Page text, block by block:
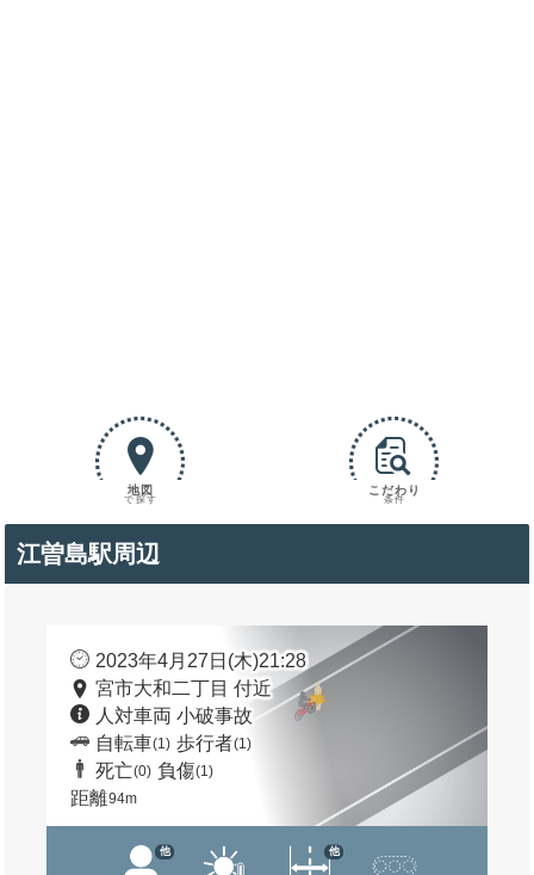
地図
で探す
こだわり
条件
江曽島駅周辺
2023年4月27日(木)21:28
宮市大和二丁目 付近
人対車両 小破事故
自転車(1) 歩行者(1)
死亡(0) 負傷(1)
距離94m
他 他